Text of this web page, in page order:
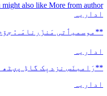
might also like More from author
اداریہ
**موسمیٲتی مَنزَرنامَہ:
اداریہ
**رَامبنَس نزدیٖک گاڈِ
اداریہ